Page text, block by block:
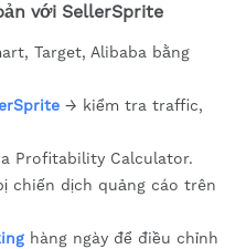
với SellerSprite
Target, Alibaba bằng
→ kiểm tra traffic,
Profitability Calculator.
chiến dịch quảng cáo trên
hàng ngày để điều chỉnh